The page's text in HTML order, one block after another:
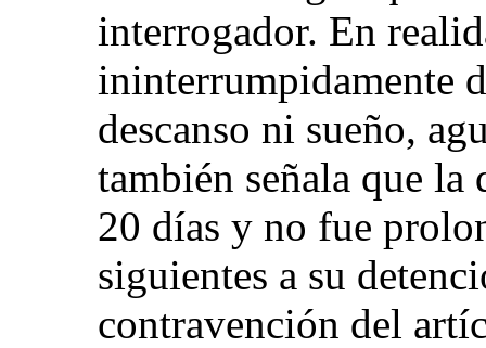
interrogador. En
ininterrumpidamente
descanso ni sueño,
también señala que
20 días y no fue
siguientes a su
contravención del